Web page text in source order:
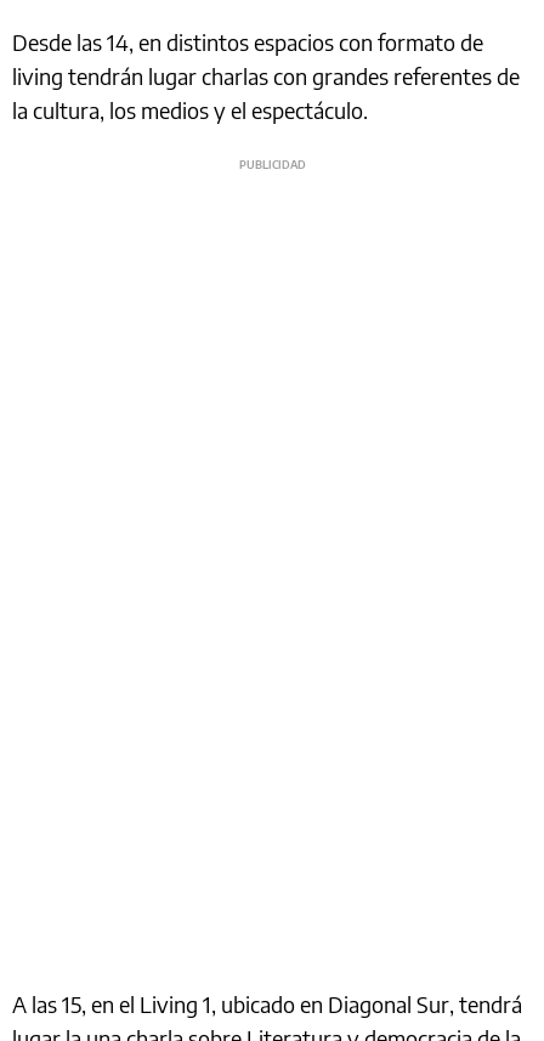
Desde las 14, en distintos espacios con formato de
living tendrán lugar charlas con grandes referentes de
la cultura, los medios y el espectáculo.
A las 15, en el Living 1, ubicado en Diagonal Sur, tendrá